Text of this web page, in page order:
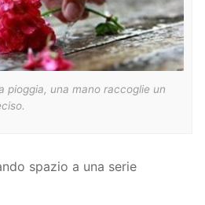
pioggia, una mano raccoglie un
spazio a una serie